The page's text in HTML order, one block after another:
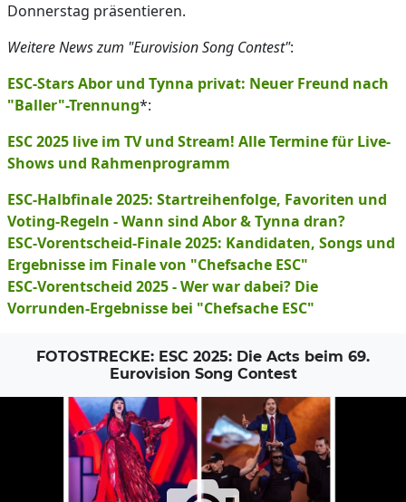
Donnerstag präsentieren.
Weitere News zum "Eurovision Song Contest":
ESC-Stars Abor und Tynna privat: Neuer Freund nach
"Baller"-Trennung*:
ESC 2025 live im TV und Stream! Alle Termine für Live-
Shows und Rahmenprogramm
ESC-Halbfinale 2025: Startreihenfolge, Favoriten und
Voting-Regeln - Wann sind Abor & Tynna dran?
ESC-Vorentscheid-Finale 2025: Kandidaten, Songs und
Ergebnisse im Finale von "Chefsache ESC"
ESC-Vorentscheid 2025 - Wer war dabei? Die
Vorrunden-Ergebnisse bei "Chefsache ESC"
FOTOSTRECKE: ESC 2025: Die Acts beim 69.
Eurovision Song Contest